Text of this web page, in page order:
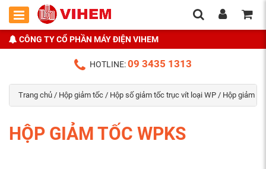
CÔNG TY CỔ PHẦN MÁY ĐIỆN VIHEM
HOTLINE:09 3435 1313
Trang chủ / Hộp giảm tốc / Hộp số giảm tốc trục vít loại WP / Hộp giảm
HỘP GIẢM TỐC WPKS